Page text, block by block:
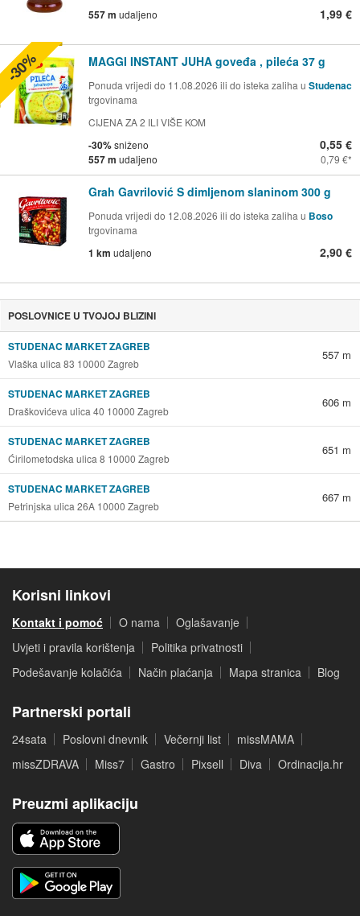
557 m udaljeno 1,99 €
MAGGI INSTANT JUHA goveđa , pileća 37 g
Ponuda vrijedi do 11.08.2026 ili do isteka zaliha u Studenac
trgovinama
CIJENA ZA 2 ILI VIŠE KOM
-30%sniženo
557 m udaljeno
0,55 €
0,79 €
-30%
Grah Gavrilović S dimljenom slaninom 300 g
Ponuda vrijedi do 12.08.2026 ili do isteka zaliha u Boso
trgovinama
1 km udaljeno 2,90 €
POSLOVNICE U TVOJOJ BLIZINI
STUDENAC MARKET ZAGREB
Vlaška ulica 83 10000 Zagreb
557 m
STUDENAC MARKET ZAGREB
Draškovićeva ulica 40 10000 Zagreb
606 m
STUDENAC MARKET ZAGREB
Ćirilometodska ulica 8 10000 Zagreb
651 m
STUDENAC MARKET ZAGREB
Petrinjska ulica 26A 10000 Zagreb
667 m
Korisni linkovi
Kontakt i pomoć O nama
Oglašavanje
Uvjeti i pravila korištenja
Politika privatnosti
Podešavanje kolačića
Način plaćanja Mapa stranica Blog
Partnerski portali
24sata Poslovni dnevnik Večernji list
missMAMA
missZDRAVA
Miss7 Gastro Pixsell Diva Ordinacija.hr
Preuzmi aplikaciju